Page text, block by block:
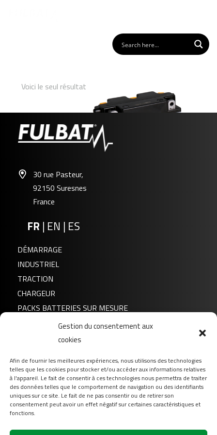
Gestion du consentement aux
cookies
Afin de fournir les meilleures expériences, nous utilisons des technologies
telles que les cookies pour stocker et/ou accéder aux informations relatives
à l'appareil. Le fait de consentir à ces technologies nous permettra de traiter
des données telles que le comportement de navigation ou des identifiants
uniques sur ce site. Le fait de ne pas consentir ou de retirer son
consentement peut avoir un effet négatif sur certaines caractéristiques et
fonctions.
Voici le seul résultat
30 rue Pasteur,
92150 Suresnes
France
FR | EN | ES
DÉMARRAGE
INDUSTRIEL
TRACTION
CHARGEUR
PACKS BATTERIES SUR MESURE
FAQ
Téléchargement
Login
Contact